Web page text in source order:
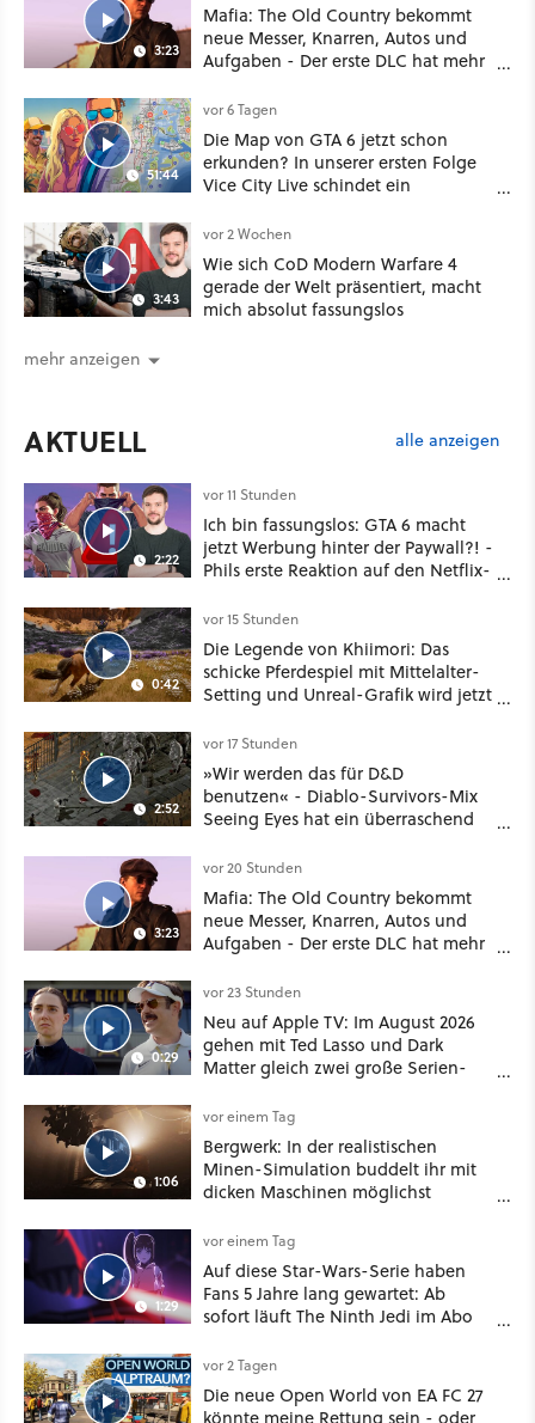
3:23
Mafia: The Old Country bekommt
neue Messer, Knarren, Autos und
Aufgaben - Der erste DLC hat mehr
51:44
vor 6 Tagen
Die Map von GTA 6 jetzt schon
erkunden? In unserer ersten Folge
Vice City Live schindet ein
Eindruck
3:43
vor 2 Wochen
Wie sich CoD Modern Warfare 4
gerade der Welt präsentiert, macht
mich absolut fassungslos
mehr anzeigen
AKTUELL alle anzeigen
2:22
vor 11 Stunden
Ich bin fassungslos: GTA 6 macht
jetzt Werbung hinter der Paywall?! -
Phils erste Reaktion auf den Netflix-
0:42
vor 15 Stunden
Die Legende von Khiimori: Das
schicke Pferdespiel mit Mittelalter-
Setting und Unreal-Grafik wird jetzt
2:52
vor 17 Stunden
»Wir werden das für D&D
benutzen« - Diablo-Survivors-Mix
Seeing Eyes hat ein überraschend
3:23
vor 20 Stunden
Mafia: The Old Country bekommt
neue Messer, Knarren, Autos und
Aufgaben - Der erste DLC hat mehr
0:29
vor 23 Stunden
Neu auf Apple TV: Im August 2026
gehen mit Ted Lasso und Dark
Matter gleich zwei große Serien-
1:06
vor einem Tag
Bergwerk: In der realistischen
Minen-Simulation buddelt ihr mit
dicken Maschinen möglichst
1:29
vor einem Tag
Auf diese Star-Wars-Serie haben
Fans 5 Jahre lang gewartet: Ab
sofort läuft The Ninth Jedi im Abo
vor 2 Tagen
Die neue Open World von EA FC 27